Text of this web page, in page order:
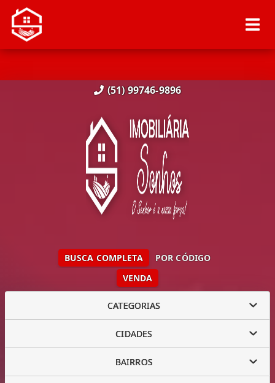
(51) 99746-9896
VENDA
BUSCA COMPLETA POR CÓDIGO
CATEGORIAS
CIDADES
BAIRROS